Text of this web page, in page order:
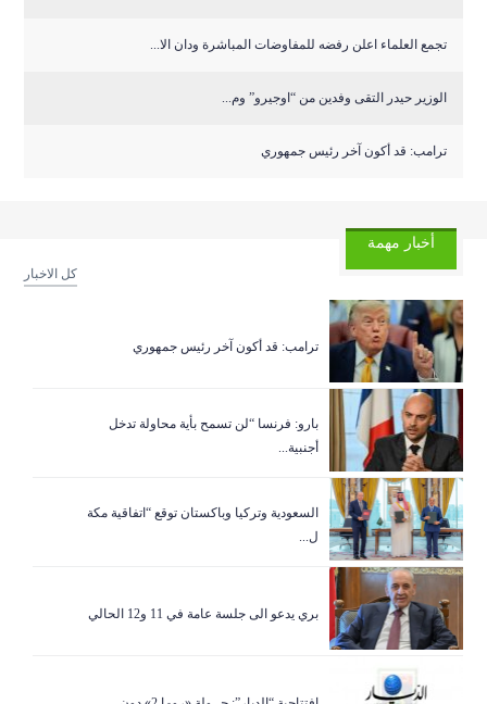
تجمع العلماء اعلن رفضه للمفاوضات المباشرة ودان الا...
الوزير حيدر التقى وفدين من “اوجيرو” وم...
ترامب: قد أكون آخر رئيس جمهوري
أخبار مهمة
كل الاخبار
ترامب: قد أكون آخر رئيس جمهوري
بارو: فرنسا “لن تسمح بأية محاولة تدخل
أجنبية...
السعودية وتركيا وباكستان توقع “اتفاقية مكة
ل...
بري يدعو الى جلسة عامة في 11 و12 الحالي